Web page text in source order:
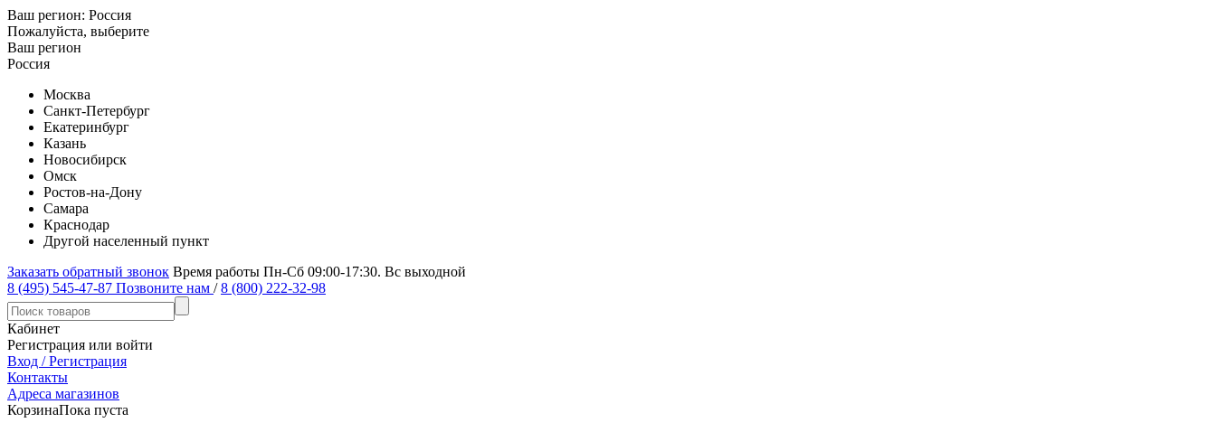
Ваш регион: Россия
Пожалуйста, выберите
Ваш регион
Россия
Москва
Санкт-Петербург
Екатеринбург
Казань
Новосибирск
Омск
Ростов-на-Дону
Самара
Краснодар
Другой населенный пункт
Заказать обратный звонок Время работы Пн-Сб 09:00-17:30. Вс выходной
8 (495) 545-47-87 Позвоните нам / 8 (800) 222-32-98
Кабинет
Регистрация или войти
Вход / Регистрация
Контакты
Адреса магазинов
КорзинаПока пуста